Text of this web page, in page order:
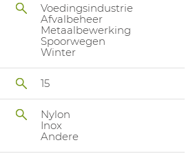
Voedingsindustrie
Afvalbeheer
Metaalbewerking
Spoorwegen
Winter
15
Nylon
Inox
Andere